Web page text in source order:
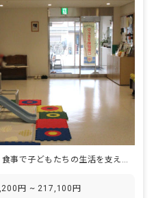
づよいこ」 の4つのやくそくを
力を養い、一人ひとりの個性
伸ばしています。
家庭的な温もりの中、食事で子どもたちの生活を支えませんか？年休120日
円 ~ 217,100円